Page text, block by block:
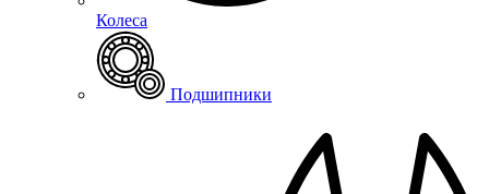
Колеса
Подшипники